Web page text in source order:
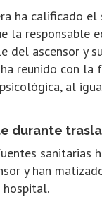
ha calificado el
la responsable
del ascensor y
ha reunido con
al
durante
sanitarias
y han